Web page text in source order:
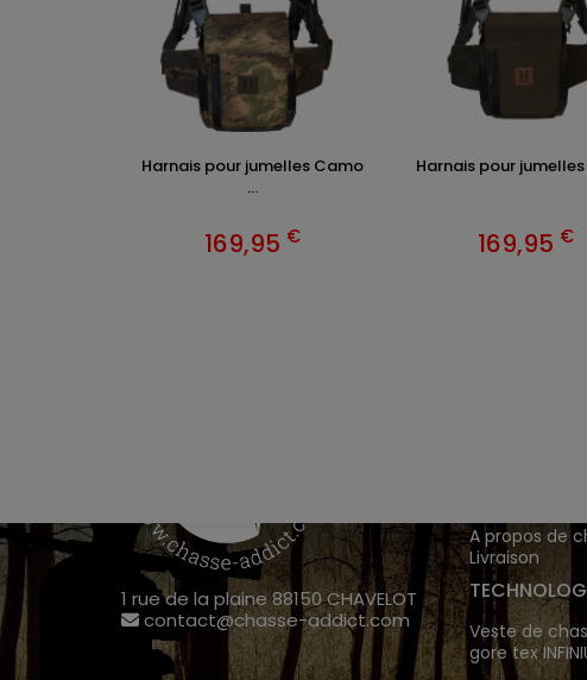
Harnais pour jumelles Camo
...
169,95 €
Harnais pour jumelles
169,95 €
1 rue de la plaine 88150 CHAVELOT
contact@chasse-addict.com
A propos de
Livraison
Veste de
gore tex